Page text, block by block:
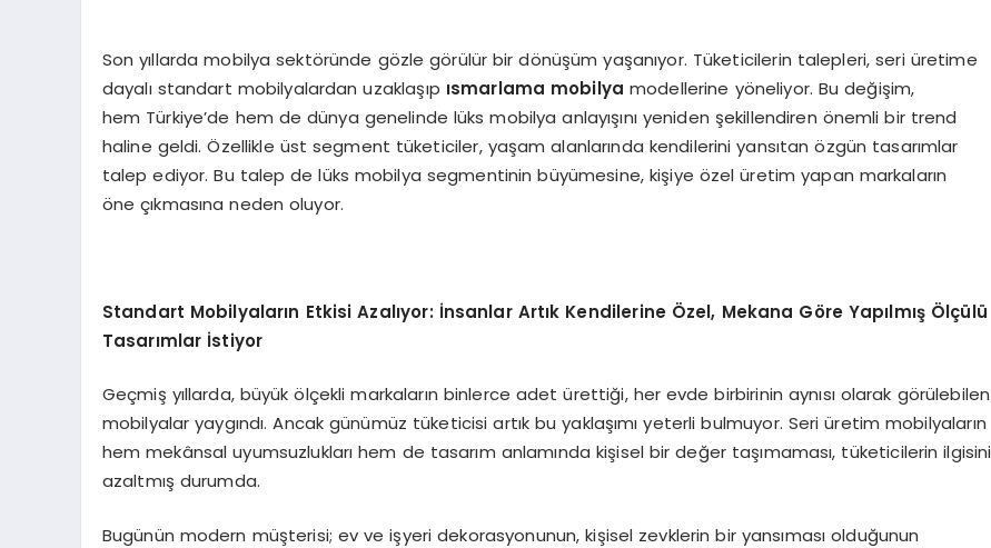
Son yıllarda mobilya sektöründe gözle görülür bir dönüşüm yaşanıyor. Tüketicilerin talepleri, seri üretime
dayalı standart mobilyalardan uzaklaşıp ısmarlama mobilya modellerine yöneliyor. Bu değişim,
hem Türkiye’de hem de dünya genelinde lüks mobilya anlayışını yeniden şekillendiren önemli bir trend
haline geldi. Özellikle üst segment tüketiciler, yaşam alanlarında kendilerini yansıtan özgün tasarımlar
talep ediyor. Bu talep de lüks mobilya segmentinin büyümesine, kişiye özel üretim yapan markaların
öne çıkmasına neden oluyor.
Standart Mobilyaların Etkisi Azalıyor: İnsanlar Artık Kendilerine Özel, Mekana Göre Yapılmış Ölçülü
Tasarımlar İstiyor
Geçmiş yıllarda, büyük ölçekli markaların binlerce adet ürettiği, her evde birbirinin aynısı olarak görülebilen
mobilyalar yaygındı. Ancak günümüz tüketicisi artık bu yaklaşımı yeterli bulmuyor. Seri üretim mobilyaların
hem mekânsal uyumsuzlukları hem de tasarım anlamında kişisel bir değer taşımaması, tüketicilerin ilgisini
azaltmış durumda.
Bugünün modern müşterisi; ev ve işyeri dekorasyonunun, kişisel zevklerin bir yansıması olduğunun